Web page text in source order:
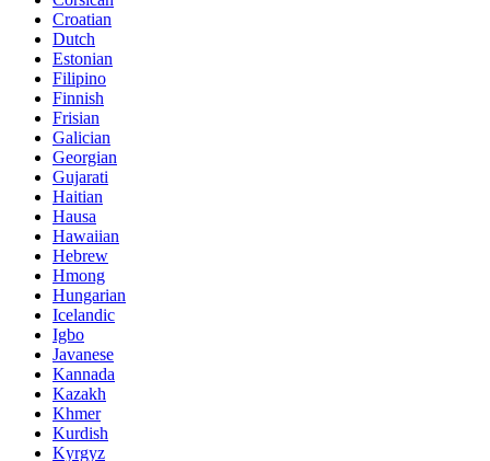
Croatian
Dutch
Estonian
Filipino
Finnish
Frisian
Galician
Georgian
Gujarati
Haitian
Hausa
Hawaiian
Hebrew
Hmong
Hungarian
Icelandic
Igbo
Javanese
Kannada
Kazakh
Khmer
Kurdish
Kyrgyz